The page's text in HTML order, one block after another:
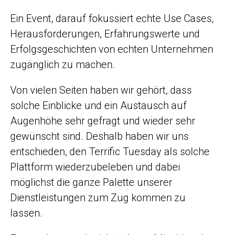
Ein Event, darauf fokussiert echte Use Cases,
Herausforderungen, Erfahrungswerte und
Erfolgsgeschichten von echten Unternehmen
zugänglich zu machen.
Von vielen Seiten haben wir gehört, dass
solche Einblicke und ein Austausch auf
Augenhöhe sehr gefragt und wieder sehr
gewünscht sind. Deshalb haben wir uns
entschieden, den Terrific Tuesday als solche
Plattform wiederzubeleben und dabei
möglichst die ganze Palette unserer
Dienstleistungen zum Zug kommen zu
lassen.